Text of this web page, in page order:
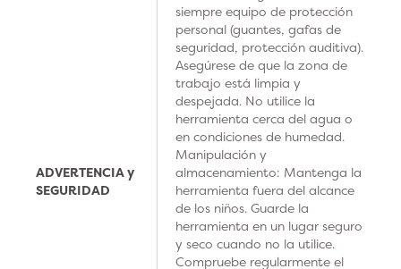
ADVERTENCIA y
SEGURIDAD
siempre equipo de protección
personal (guantes, gafas de
seguridad, protección auditiva).
Asegúrese de que la zona de
trabajo está limpia y
despejada. No utilice la
herramienta cerca del agua o
en condiciones de humedad.
Manipulación y
almacenamiento: Mantenga la
herramienta fuera del alcance
de los niños. Guarde la
herramienta en un lugar seguro
y seco cuando no la utilice.
Compruebe regularmente el